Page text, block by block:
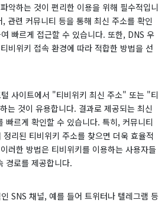
악하는 것이 편리한 이용을 위해 필수적입니
관련 커뮤니티 등을 통해 최신 주소를 확인
빠르게 접근할 수 있습니다. 또한, DNS 우
비위키 접속 환경에 따라 적합한 방법을 선
사이트에서 "티비위키 최신 주소" 또는 "티
는 것이 유용합니다. 결과로 제공되는 최신
빠르게 확인할 수 있습니다. 특히, 커뮤니티
리된 티비위키 주소를 찾으면 더욱 효율적
러한 방법은 티비위키를 이용하는 사용자들
경로를 제공합니다.
SNS 채널, 예를 들어 트위터나 텔레그램 등